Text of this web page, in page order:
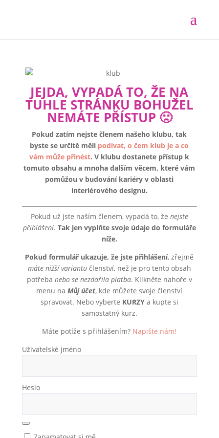
JEJDA, VYPADÁ TO, ŽE NA
TUHLE STRÁNKU BOHUŽEL
NEMÁTE PŘÍSTUP 🙁
Pokud zatím nejste členem našeho klubu, tak
byste se určitě měli podívat, o čem klub je a co
vám může přinést. V klubu dostanete přístup k
tomuto obsahu a mnoha dalším věcem, které vám
pomůžou v budování kariéry v oblasti
interiérového designu.
Pokud už jste naším členem, vypadá to, že nejste
přihlášení. Tak jen vyplňte svoje údaje do formuláře
níže.
Pokud formulář ukazuje, že jste přihlášení, zřejmě
máte nižší variantučlenství, než je pro tento obsah
potřeba nebo se nezdařila platba. Klikněte nahoře v
menu naMůj účet, kde můžete svoje členství
spravovat. Nebo vyberte KURZYa kupte si
samostatný kurz.
Máte potíže s přihlášením? Napište nám!
Uživatelské jméno
Heslo